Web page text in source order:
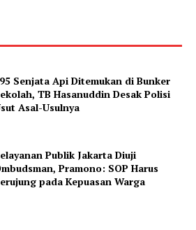
Senjata Api Ditemukan di Bunker
TB Hasanuddin Desak Polisi
Asal-Usulnya
Publik Jakarta Diuji
Pramono: SOP Harus
pada Kepuasan Warga